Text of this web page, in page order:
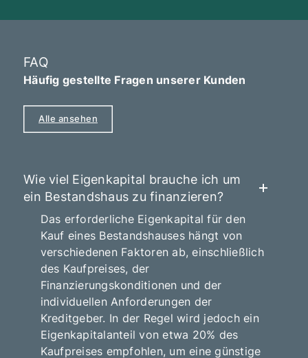
FAQ
Häufig gestellte Fragen unserer Kunden
Alle ansehen
Wie viel Eigenkapital brauche ich um
ein Bestandshaus zu finanzieren?
Das erforderliche Eigenkapital für den
Kauf eines Bestandshauses hängt von
verschiedenen Faktoren ab, einschließlich
des Kaufpreises, der
Finanzierungskonditionen und der
individuellen Anforderungen der
Kreditgeber. In der Regel wird jedoch ein
Eigenkapitalanteil von etwa 20% des
Kaufpreises empfohlen, um eine günstige